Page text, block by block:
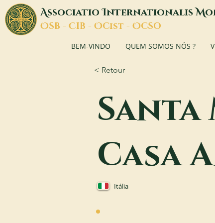
AssociatioInternationalisM
OSB - CIB - OCist - OCSO
BEM-VINDO QUEM SOMOS NÓS ?
< Retour
Casa
Itália